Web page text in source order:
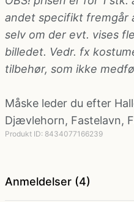
Pirat kostume
Politi kostume, fange
Strømper og handsker
andet specifikt fremgår
selv om der evt. vises
billedet. Vedr. fx
tilbehør, som ikke
Måske leder du efter
Djævlehorn, Fastelavn,
Produkt ID: 8434077166239
Anmeldelser (4)